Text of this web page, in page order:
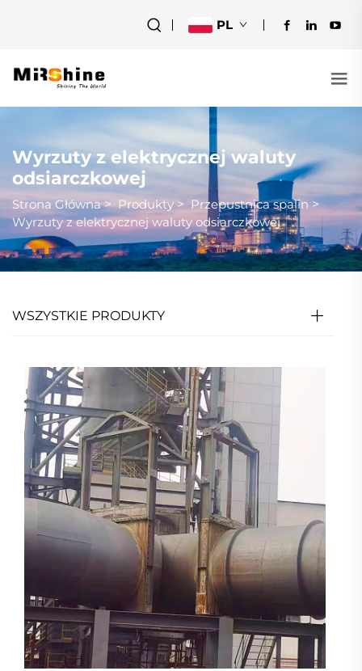
PL
Wyrzuty z elektrycznej waluty
odsiarczkowej
Strona Główna>Produkty > Przepustnica spalin>
Wyrzuty z elektrycznej waluty odsiarczkowej
WSZYSTKIE PRODUKTY